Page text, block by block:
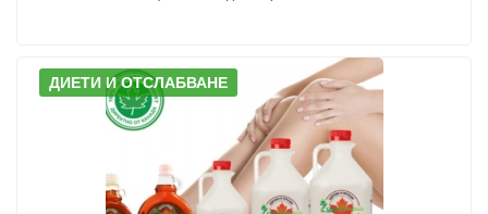
ДИЕТИ И ОТСЛАБВАНЕ